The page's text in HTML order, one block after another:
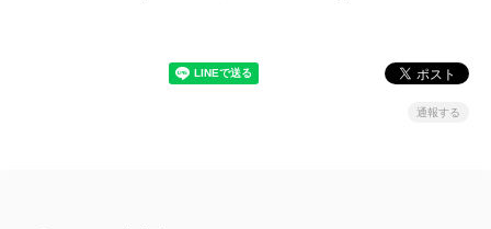
通報する